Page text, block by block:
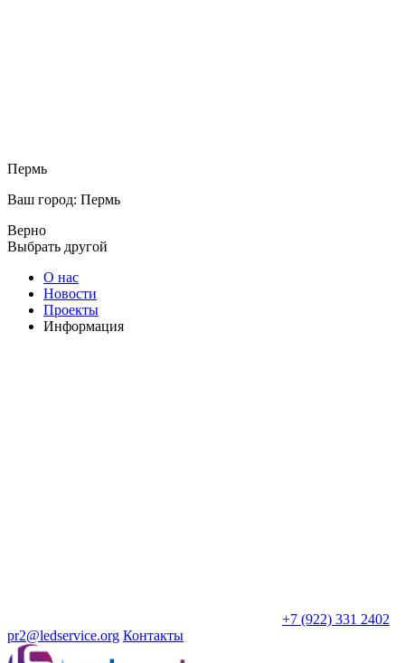
Пермь
Ваш город: Пермь
Верно
Выбрать другой
О нас
Новости
Проекты
Информация
+7 (922) 331 2402
pr2@ledservice.org Контакты